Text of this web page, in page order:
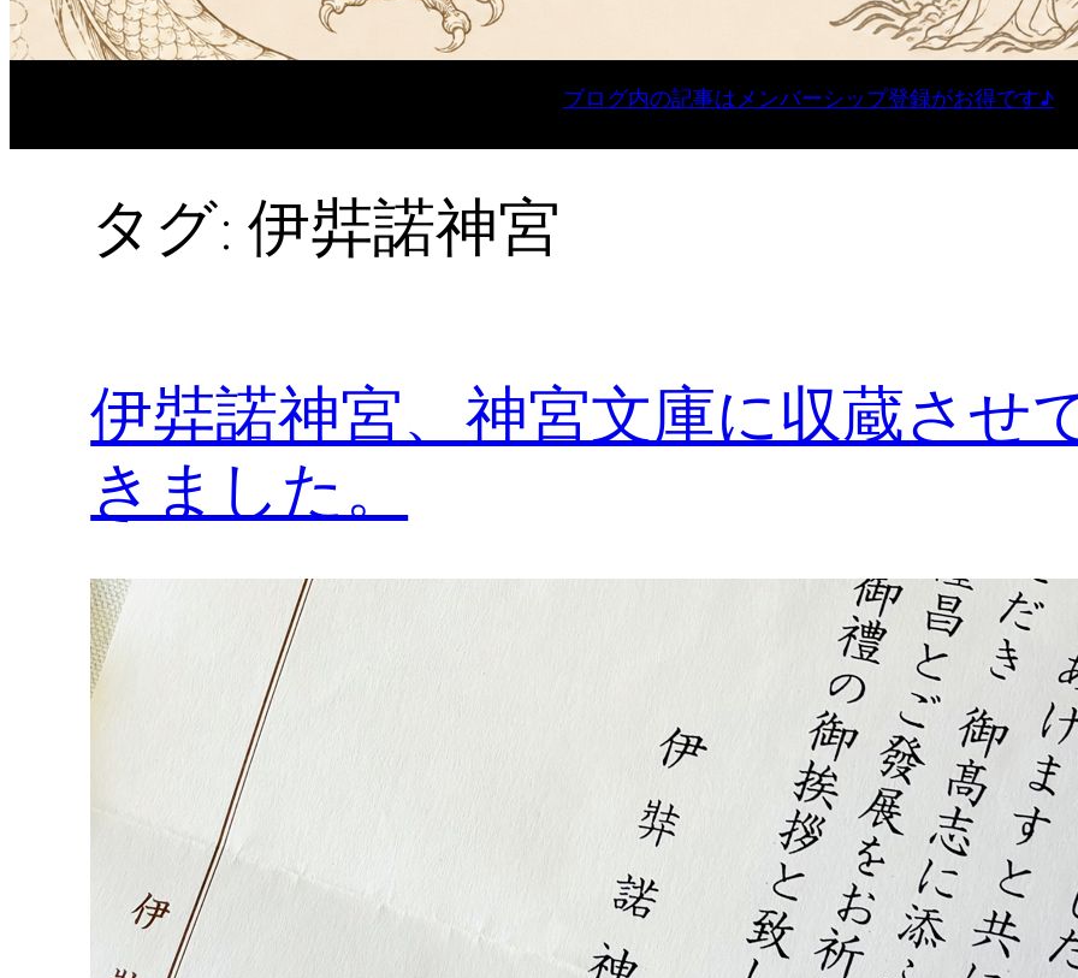
ブログ内の記事はメンバーシップ登録がお得です♪
タグ:伊弉諾神宮
伊弉諾神宮、神宮文庫に収蔵させ
きました。